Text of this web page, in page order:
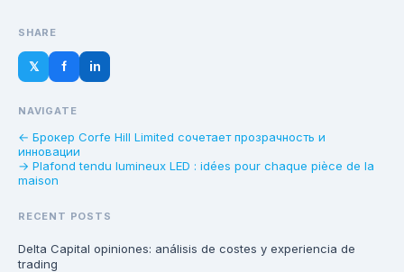
SHARE
𝕏 f in
NAVIGATE
← Брокер Corfe Hill Limited сочетает прозрачность и
инновации
→ Plafond tendu lumineux LED : idées pour chaque pièce de la
maison
RECENT POSTS
Delta Capital opiniones: análisis de costes y experiencia de
trading